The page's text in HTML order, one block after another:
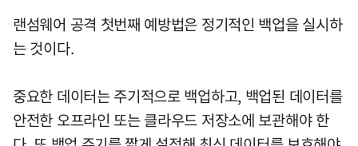
랜섬웨어 공격 첫번째 예방법은 정기적인 백업을 실시하
는 것이다.
중요한 데이터는 주기적으로 백업하고, 백업된 데이터를
안전한 오프라인 또는 클라우드 저장소에 보관해야 한